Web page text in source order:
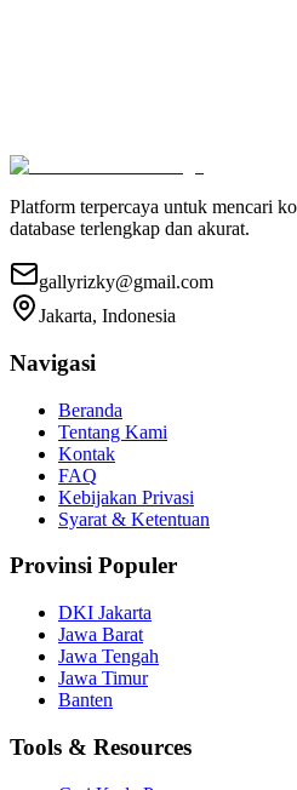
Platform terpercaya untuk mencari
database terlengkap dan akurat.
gallyrizky@gmail.com
Jakarta, Indonesia
Navigasi
Beranda
Tentang Kami
Kontak
FAQ
Kebijakan Privasi
Syarat & Ketentuan
Provinsi Populer
DKI Jakarta
Jawa Barat
Jawa Tengah
Jawa Timur
Banten
Tools & Resources